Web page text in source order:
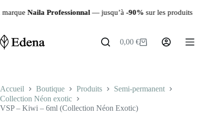
au
-90%sur les produits restants ✨ | 🚚 Livraison rapide
Panier
0,00€
Accueil Boutique Produits
Semi-permanent
Collection Néon exotic
VSP – Kiwi – 6ml (Collection Néon Exotic)